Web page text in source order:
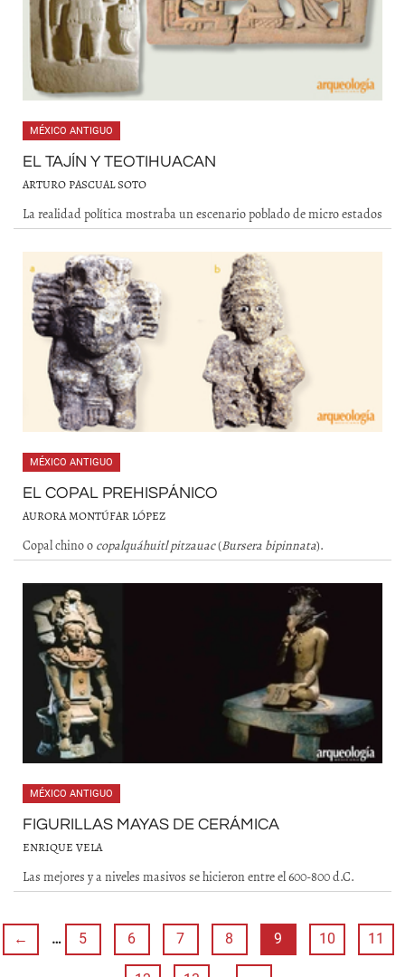
MÉXICO ANTIGUO
EL TAJÍN Y TEOTIHUACAN
ARTURO PASCUAL SOTO
La realidad política mostraba un escenario poblado de micro estados
MÉXICO ANTIGUO
EL COPAL PREHISPÁNICO
AURORA MONTÚFAR LÓPEZ
Copal chino o copalquáhuitl pitzauac(Bursera bipinnata).
MÉXICO ANTIGUO
FIGURILLAS MAYAS DE CERÁMICA
ENRIQUE VELA
Las mejores y a niveles masivos se hicieron entre el 600-800 d.C.
← … 5 6 7 8 9 10 11